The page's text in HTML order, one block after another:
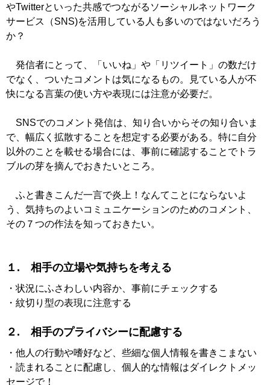
やTwitterといった共感でつながるソーシャルネットワーク
サービス（SNS)を活用している人も多いのではないだろう
か？
発信者にとって、「いいね」や「リツイート」の数だけ
でなく、ついたコメントは気になるもの。見ている人が不
快になる言葉の使い方や表現には注意が必要だ。
SNSでのコメント発信は、知り合いからその知り合いま
で、幅広く拡散することを想定する必要がある。特に自分
以外のことを載せる場合には、事前に確認することでトラ
ブルの芽を摘んでおきたいところ。
ふと書きこんだ一言で炎上！なんてことにならないよ
う、気持ちのよいコミュニケーションのためのコメント、
その７つの作法を知っておきたい。
１. 相手の立場や気持ちを考える
・状況にふさわしい内容か、事前にチェックする
・紋切り型の表現に注意する
２. 相手のプライバシーに配慮する
・他人の行動や嗜好など、些細な個人情報を書きこまない
・読まれることに配慮し、個人的な情報はダイレクトメッ
セージで！